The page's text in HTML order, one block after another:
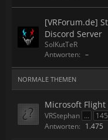
[VRForum.de]
Discord Server
SolKutTeR
Antworten: –
NORMALE THEMEN
Microsoft
VRStephan ... 145
Antworten: 1.475